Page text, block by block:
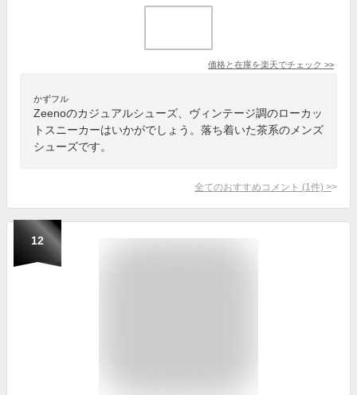
価格と在庫を楽天でチェック >>
かずフル
Zeenoのカジュアルシューズ、ヴィンテージ調のローカッ
トスニーカーはいかがでしょう。落ち着いた茶系のメンズ
シューズです。
全てのおすすめコメント (1 件) >
12